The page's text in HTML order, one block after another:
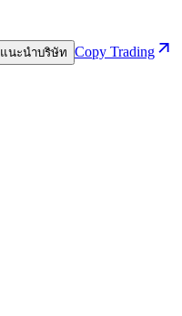
แนะนำบริษัท Copy Trading